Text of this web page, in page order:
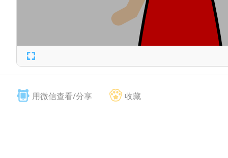
用微信查看/分享 收藏